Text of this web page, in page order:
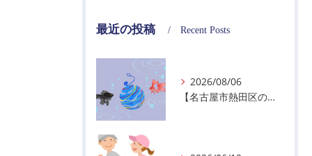
最近の投稿 Recent Posts
2026/08/06
【名古屋市熱田区の警備会社】夏季休業のお知らせ